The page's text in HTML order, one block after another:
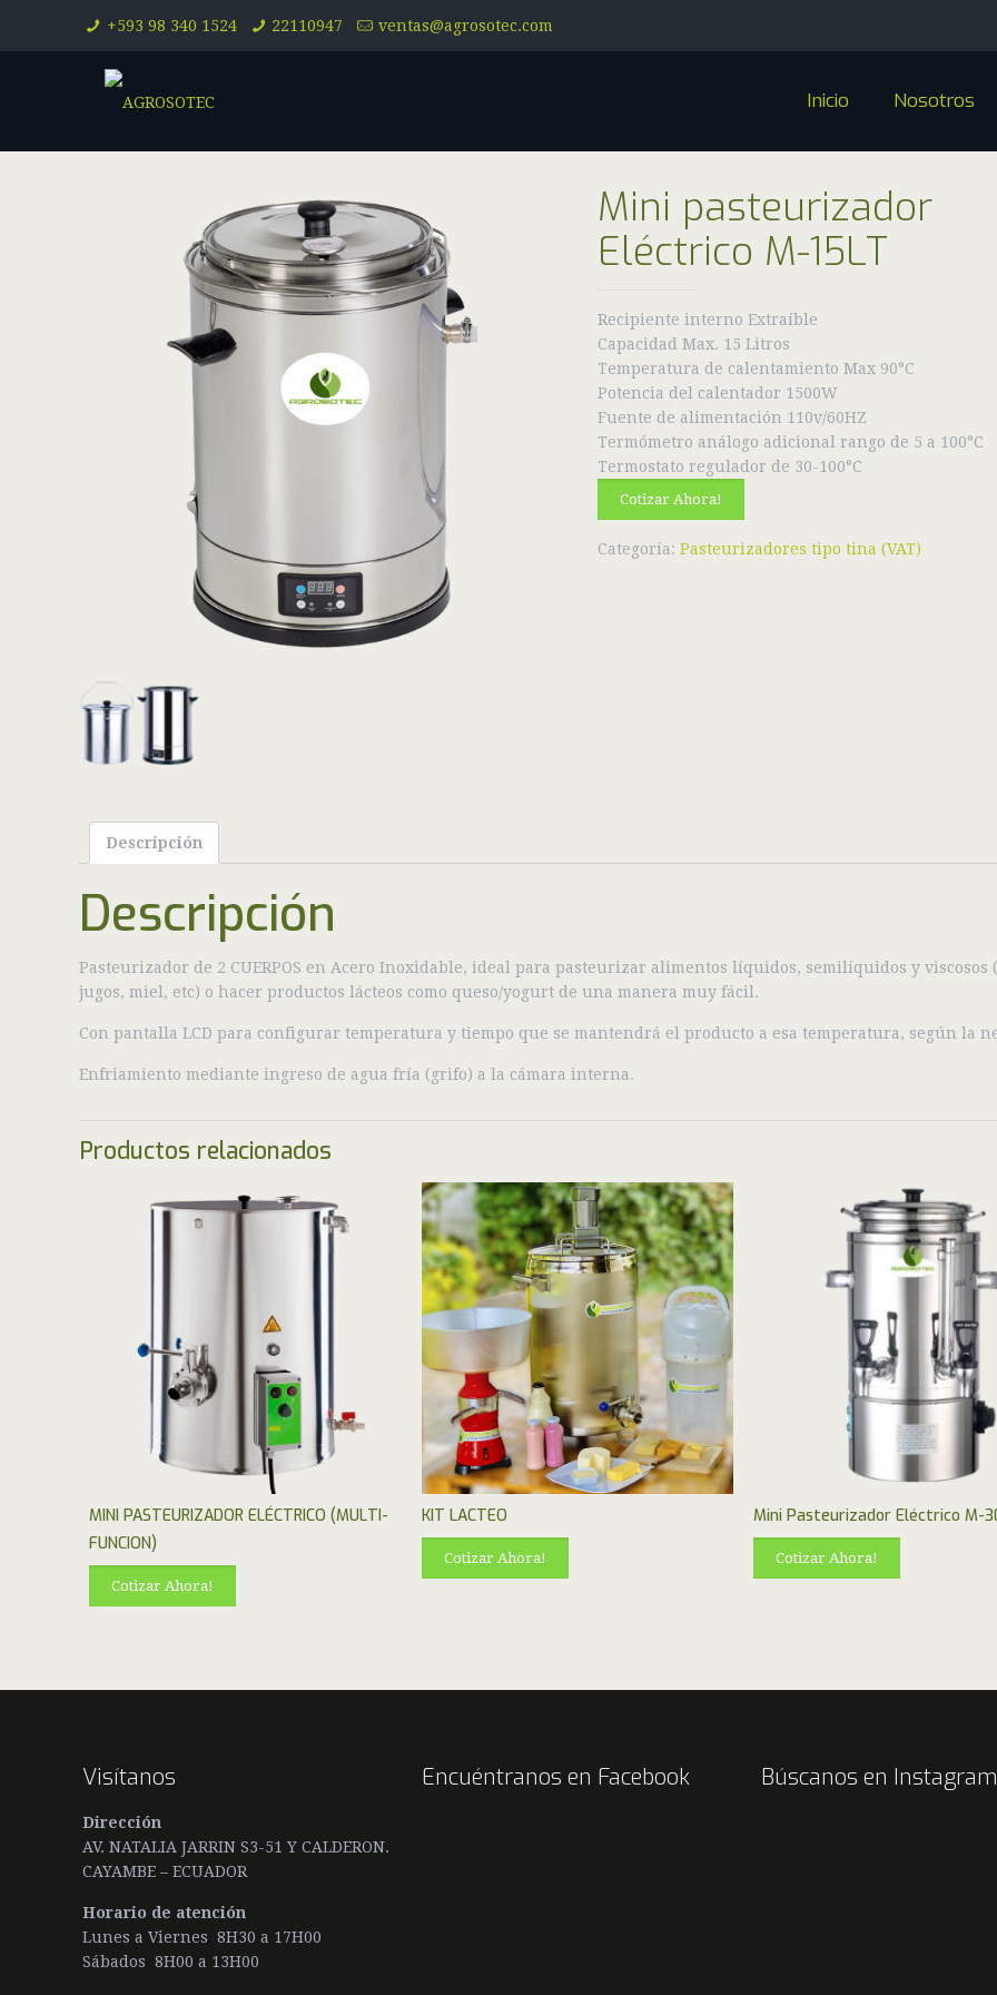
+593 98 340 1524 22110947 ventas@agrosotec.com
Inicio Nosotros
Mini pasteurizador
Eléctrico M-15LT
Recipiente interno Extraíble
Capacidad Max. 15 Litros
Temperatura de calentamiento Max 90°C
Potencia del calentador 1500W
Fuente de alimentación 110v/60HZ
Termómetro análogo adicional rango de 5 a 100°C
Termostato regulador de 30-100°C
Cotizar Ahora!
Categoría:Pasteurizadores tipo tina (VAT)
Descripción
Descripción
Pasteurizador de 2 CUERPOS en Acero Inoxidable, ideal para pasteurizar alimentos líquidos, semilíquidos y viscosos
jugos, miel, etc) o hacer productos lácteos como queso/yogurt de una manera muy fácil.
Con pantalla LCD para configurar temperatura y tiempo que se mantendrá el producto a esa temperatura, según la
Enfriamiento mediante ingreso de agua fría (grifo) a la cámara interna.
Productos relacionados
MINI PASTEURIZADOR ELÉCTRICO (MULTI-
FUNCION)
Cotizar Ahora!
KIT LACTEO
Cotizar Ahora!
Mini Pasteurizador Eléctrico M-
Cotizar Ahora!
Visítanos
Dirección
AV. NATALIA JARRIN S3-51 Y CALDERON.
CAYAMBE – ECUADOR
Horario de atención
Lunes a Viernes 8H30 a 17H00
Sábados 8H00 a 13H00
Encuéntranos en Facebook Búscanos en Instagram